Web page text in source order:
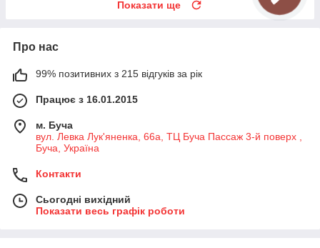
Показати ще
Про нас
99% позитивних з 215 відгуків за рік
Працює з 16.01.2015
м. Буча
вул. Левка Лук'яненка, 66а, ТЦ Буча Пассаж 3-й поверх ,
Буча, Україна
Контакти
Сьогодні вихідний
Показати весь графік роботи